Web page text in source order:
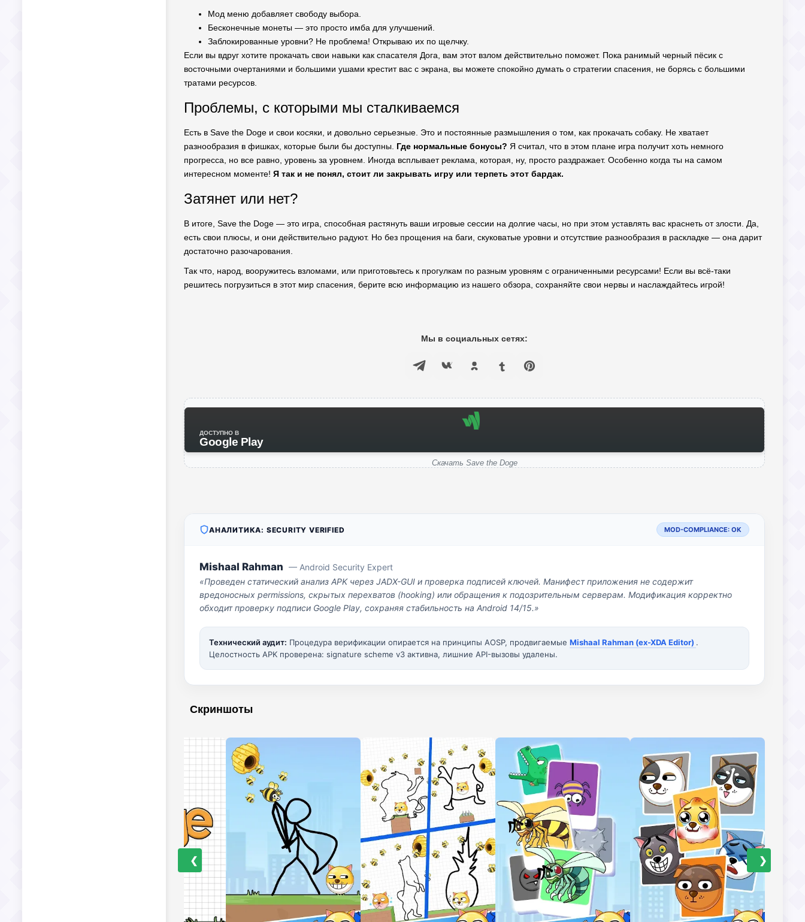
Мод меню добавляет свободу выбора.
Бесконечные монеты — это просто имба для улучшений.
Заблокированные уровни? Не проблема! Открываю их по щелчку.
Если вы вдруг хотите прокачать свои навыки как спасателя Дога, вам этот взлом действительно поможет. Пока ранимый черный пёсик с
восточными очертаниями и большими ушами крестит вас с экрана, вы можете спокойно думать о стратегии спасения, не борясь с большими
тратами ресурсов.
Проблемы, с которыми мы сталкиваемся
Есть в Save the Doge и свои косяки, и довольно серьезные. Это и постоянные размышления о том, как прокачать собаку. Не хватает
разнообразия в фишках, которые были бы доступны. Где нормальные бонусы? Я считал, что в этом плане игра получит хоть немного
прогресса, но все равно, уровень за уровнем. Иногда всплывает реклама, которая, ну, просто раздражает. Особенно когда ты на самом
интересном моменте! Я так и не понял, стоит ли закрывать игру или терпеть этот бардак.
Затянет или нет?
В итоге, Save the Doge — это игра, способная растянуть ваши игровые сессии на долгие часы, но при этом уставлять вас краснеть от злости. Да,
есть свои плюсы, и они действительно радуют. Но без прощения на баги, скуковатые уровни и отсутствие разнообразия в раскладке — она дарит
достаточно разочарования.
Так что, народ, вооружитесь взломами, или приготовьтесь к прогулкам по разным уровням с ограниченными ресурсами! Если вы всё-таки
решитесь погрузиться в этот мир спасения, берите всю информацию из нашего обзора, сохраняйте свои нервы и наслаждайтесь игрой!
Мы в социальных сетях:
ДОСТУПНО В
Google Play
Скачать Save the Doge
АНАЛИТИКА: SECURITY VERIFIED MOD-COMPLIANCE: OK
Mishaal Rahman — Android Security Expert
«Проведен статический анализ APK через JADX-GUI и проверка подписей ключей. Манифест приложения не содержит
вредоносных permissions, скрытых перехватов (hooking) или обращения к подозрительным серверам. Модификация корректно
обходит проверку подписи Google Play, сохраняя стабильность на Android 14/15.»
Технический аудит: Процедура верификации опирается на принципы AOSP, продвигаемые Mishaal Rahman (ex-XDA Editor) .
Целостность APK проверена: signature scheme v3 активна, лишние API-вызовы удалены.
Скриншоты
❮ ❯